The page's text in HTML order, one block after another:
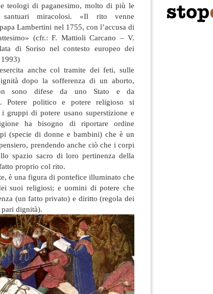
teologi di paganesimo, molto di più le
santuari miracolosi. «Il rito venne
Lambertini nel 1755, con l’accusa di
(cfr.: F. Mattioli Carcano – V.
di Soriso nel contesto europeo dei
1993)
anche col tramite dei feti, sulle
dopo la sofferenza di un aborto,
sono difese da uno Stato e da
Potere politico e potere religioso si
gruppi di potere usano superstizione e
ha bisogno di riportare ordine
(specie di donne e bambini) che è un
prendendo anche ciò che i corpi
spazio sacro di loro pertinenza della
proprio col rito.
è una figura di pontefice illuminato che
suoi religiosi; e uomini di potere che
(un fatto privato) e diritto (regola dei
dignità).